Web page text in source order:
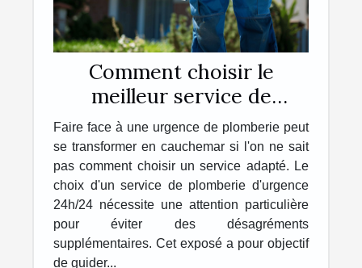
Comment choisir le
meilleur service de
plomberie d'urgence
24h/24
Faire face à une urgence de plomberie peut
se transformer en cauchemar si l'on ne sait
pas comment choisir un service adapté. Le
choix d'un service de plomberie d'urgence
24h/24 nécessite une attention particulière
pour éviter des désagréments
supplémentaires. Cet exposé a pour objectif
de guider...